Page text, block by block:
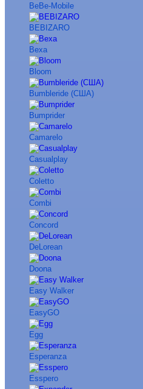
BeBe-Mobile
BEBIZARO
Bexa
Bloom
Bumbleride (США)
Bumprider
Camarelo
Casualplay
Coletto
Combi
Concord
DeLorean
Doona
Easy Walker
EasyGO
Egg
Esperanza
Esspero